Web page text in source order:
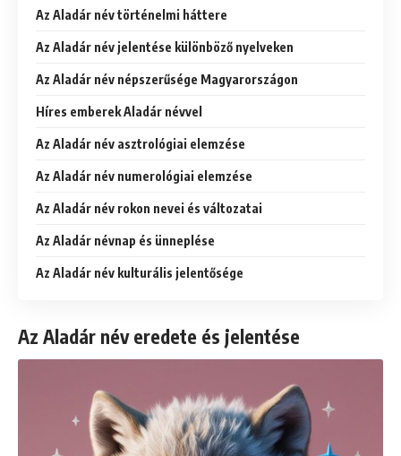
Az Aladár név történelmi háttere
Az Aladár név jelentése különböző nyelveken
Az Aladár név népszerűsége Magyarországon
Híres emberek Aladár névvel
Az Aladár név asztrológiai elemzése
Az Aladár név numerológiai elemzése
Az Aladár név rokon nevei és változatai
Az Aladár névnap és ünneplése
Az Aladár név kulturális jelentősége
Az Aladár név eredete és jelentése